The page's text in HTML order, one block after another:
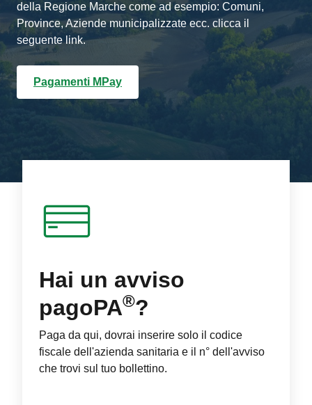
della Regione Marche come ad esempio: Comuni,
Province, Aziende municipalizzate ecc. clicca il
seguente link.
Pagamenti MPay
Hai un avviso
pagoPA®?
Paga da qui, dovrai inserire solo il codice
fiscale dell'azienda sanitaria e il n° dell'avviso
che trovi sul tuo bollettino.